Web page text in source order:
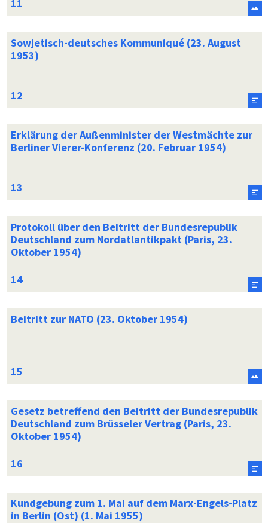
Sowjetisch-deutsches Kommuniqué (23. August
1953)
Erklärung der Außenminister der Westmächte zur
Berliner Vierer-Konferenz (20. Februar 1954)
Protokoll über den Beitritt der Bundesrepublik
Deutschland zum Nordatlantikpakt (Paris, 23.
Oktober 1954)
Beitritt zur NATO (23. Oktober 1954)
Gesetz betreffend den Beitritt der Bundesrepublik
Deutschland zum Brüsseler Vertrag (Paris, 23.
Oktober 1954)
Kundgebung zum 1. Mai auf dem Marx-Engels-Platz
in Berlin (Ost) (1. Mai 1955)